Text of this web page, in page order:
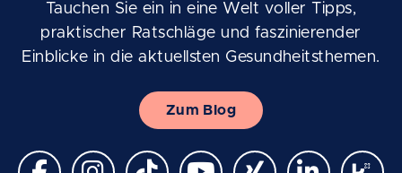
Tauchen Sie ein in eine Welt voller Tipps,
praktischer Ratschläge und faszinierender
Einblicke in die aktuellsten Gesundheitsthemen.
Zum Blog